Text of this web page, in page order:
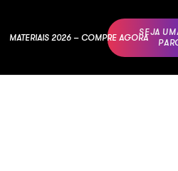
MATERIAIS 2026 – COMPRE AGORA
SEJA